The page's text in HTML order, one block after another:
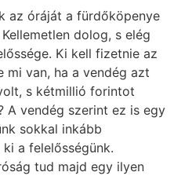
az óráját a fürdőköpenye
dolog, s elég
Ki kell fizetnie az
mi van, ha a vendég azt
s kétmillió forintot
A vendég szerint ez is egy
sokkal inkább
a felelősségünk.
tud majd egy ilyen